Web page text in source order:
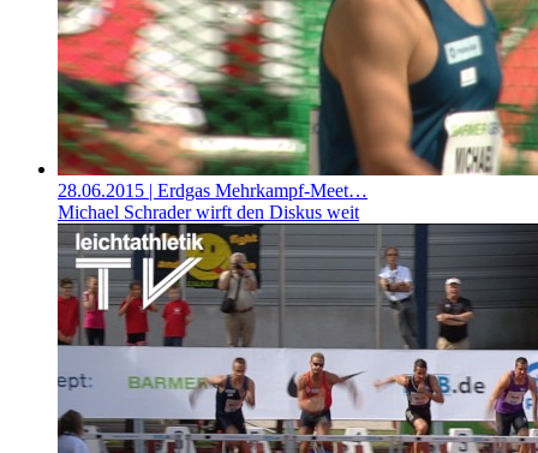
28.06.2015 | Erdgas Mehrkampf-Meet…
Michael Schrader wirft den Diskus weit